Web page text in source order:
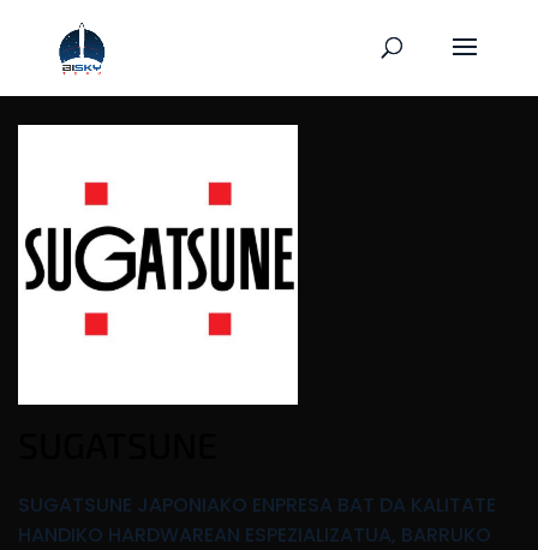
SUGATSUNE JAPONIAKO ENPRESA BAT DA KALITATE
HANDIKO HARDWAREAN ESPEZIALIZATUA, BARRUKO